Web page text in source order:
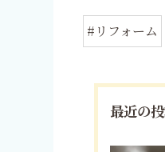
#リフォーム
最近の